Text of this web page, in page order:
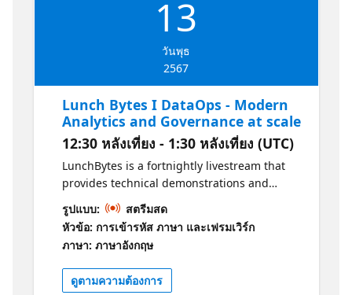
of SPAs. In this session, see SWA in action
and how it dramatically improves develop
Osborne-Walsh and the LunchBytes team!
13
วันพุธ
2567
Lunch Bytes I DataOps - Modern
Analytics and Governance at scale
12:30 หลังเที่ยง - 1:30 หลังเที่ยง (UTC)
LunchBytes is a fortnightly livestream that
provides technical demonstrations and
conversations with experts from Microsoft
UK about the world of Azure! Data assets are
ever growing, ever more critical to our
organisations, and used in ever more
innovative ways. We need to combine rigour
and agility to ensure the value we can get
รูปแบบ:
สตรีมสด
หัวข้อ: การเข้ารหัส ภาษา และเฟรมเวิร์ก
ภาษา: ภาษาอังกฤษ
ดูตามความต้องการ